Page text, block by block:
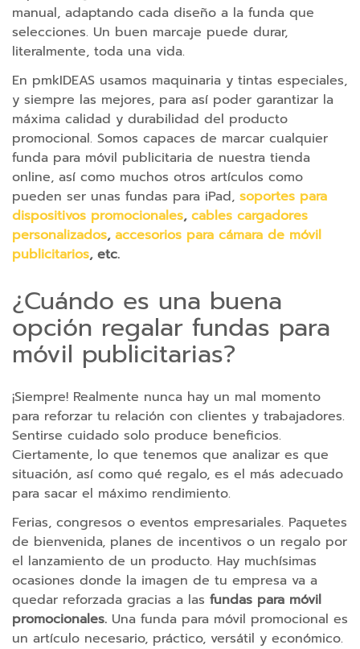
r
g
a
d
o
r
e
s
C
a
r
g
d
o
r
e
s
n
a
l
á
m
b
r
i
c
o
s
C
manual, adaptando cada diseño a la funda que
selecciones. Un buen marcaje puede durar,
literalmente, toda una vida.
En pmkIDEAS usamos maquinaria y tintas especiales,
y siempre las mejores, para así poder garantizar la
máxima calidad y durabilidad del producto
promocional. Somos capaces de marcar cualquier
funda para móvil publicitaria de nuestra tienda
online, así como muchos otros artículos como
pueden ser unas fundas para iPad, soportes para
dispositivos promocionales, cables cargadores
personalizados, accesorios para cámara de móvil
publicitarios, etc.
¿Cuándo es una buena
opción regalar fundas para
móvil publicitarias?
¡Siempre! Realmente nunca hay un mal momento
para reforzar tu relación con clientes y trabajadores.
Sentirse cuidado solo produce beneficios.
Ciertamente, lo que tenemos que analizar es que
situación, así como qué regalo, es el más adecuado
para sacar el máximo rendimiento.
Ferias, congresos o eventos empresariales. Paquetes
de bienvenida, planes de incentivos o un regalo por
el lanzamiento de un producto. Hay muchísimas
ocasiones donde la imagen de tu empresa va a
quedar reforzada gracias a las fundas para móvil
promocionales. Una funda para móvil promocional es
un artículo necesario, práctico, versátil y económico.